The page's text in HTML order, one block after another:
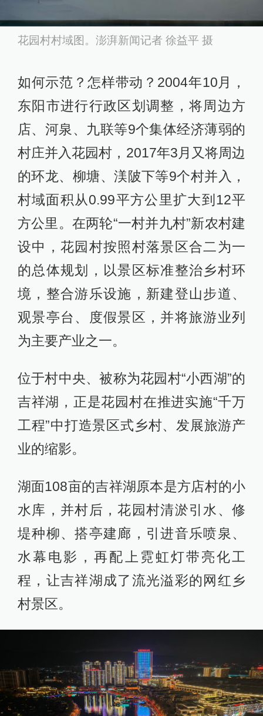
花园村村域图。澎湃新闻记者 徐益平 摄
如何示范？怎样带动？2004年10月，
东阳市进行行政区划调整，将周边方
店、河泉、九联等9个集体经济薄弱的
村庄并入花园村，2017年3月又将周边
的环龙、柳塘、渼陂下等9个村并入，
村域面积从0.99平方公里扩大到12平
方公里。在两轮“一村并九村”新农村建
设中，花园村按照村落景区合二为一
的总体规划，以景区标准整治乡村环
境，整合游乐设施，新建登山步道、
观景亭台、度假景区，并将旅游业列
为主要产业之一。
位于村中央、被称为花园村“小西湖”的
吉祥湖，正是花园村在推进实施“千万
工程”中打造景区式乡村、发展旅游产
业的缩影。
湖面108亩的吉祥湖原本是方店村的小
水库，并村后，花园村清淤引水、修
堤种柳、搭亭建廊，引进音乐喷泉、
水幕电影，再配上霓虹灯带亮化工
程，让吉祥湖成了流光溢彩的网红乡
村景区。